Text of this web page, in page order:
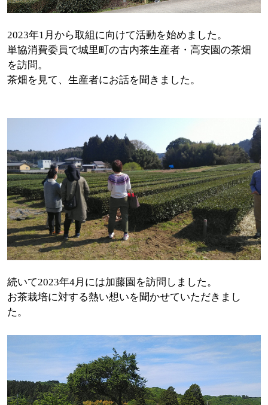
2023年1月から取組に向けて活動を始めました。
単協消費委員で城里町の古内茶生産者・高安園の茶畑
を訪問。
茶畑を見て、生産者にお話を聞きました。
続いて2023年4月には加藤園を訪問しました。
お茶栽培に対する熱い想いを聞かせていただきまし
た。